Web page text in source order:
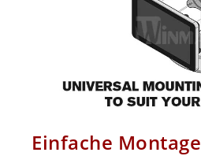
Einfache Montage